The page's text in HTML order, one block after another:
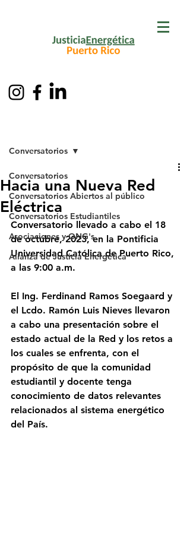
Conversatorios
Conversatorios Abiertos al público
Conversatorios Estudiantiles
Asociaciones y ONG's
Alianza de Justicia Energética
Conversatorios
Hacia una Nueva Red
Eléctrica
Conversatorio llevado a cabo el 18
de octubre, 2023, en la Pontificia
Universidad Católica de Puerto Rico,
a las 9:00 a.m.
El Ing. Ferdinand Ramos Soegaard y
el Lcdo. Ramón Luis Nieves llevaron
a cabo una presentación sobre el
estado actual de la Red y los retos a
los cuales se enfrenta, con el
propósito de que la comunidad
estudiantil y docente tenga
conocimiento de datos relevantes
relacionados al sistema energético
del País.